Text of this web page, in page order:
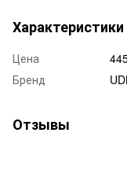
Характеристики
Цена
Бренд
Отзывы